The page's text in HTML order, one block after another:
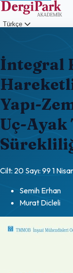
Türkçe
İntegral
Hareketli
Yapı-
Uç-Ayak
Cilt: 20 Sayı: 991
Semih Erhan
Murat Dicleli